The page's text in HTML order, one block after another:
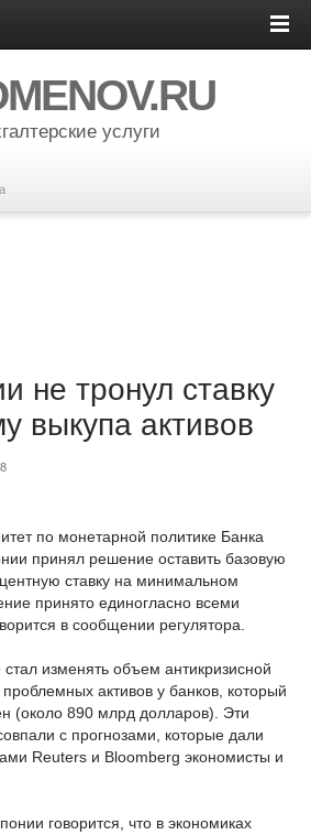
услуги
не тронул ставку
выкупа активов
по монетарной политике Банка
принял решение оставить базовую
ставку на минимальном
принято единогласно всеми
в сообщении регулятора.
изменять объем антикризисной
активов у банков, который
(около 890 млрд долларов). Эти
с прогнозами, которые дали
Reuters и Bloomberg экономисты и
говорится, что в экономиках